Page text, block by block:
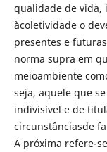
qualidade de vida,
àcoletividade o
presentes e
norma supra em
meioambiente
seja, aquele que
indivisível e de
circunstânciasde
A próxima refere-